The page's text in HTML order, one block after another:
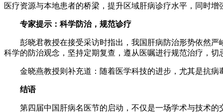
医疗资源与本地患者的桥梁，提升区域肝病诊疗水平，同时增
专家提示：科学防治，规范诊疗
彭晓君教授在接受采访时指出，我国肝病防治形势依然严
科学的防治观念，坚持定期复查，遵从医嘱进行规范治疗，切
金晓燕教授则补充道：随着医学科技的进步，尤其是抗病
结语
第四届中国肝病名医节的启动，不仅是一场学术与技术的